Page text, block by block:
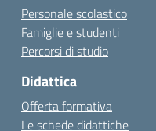
Personale scolastico
Famiglie e studenti
Percorsi di studio
Didattica
Offerta formativa
Le schede didattiche